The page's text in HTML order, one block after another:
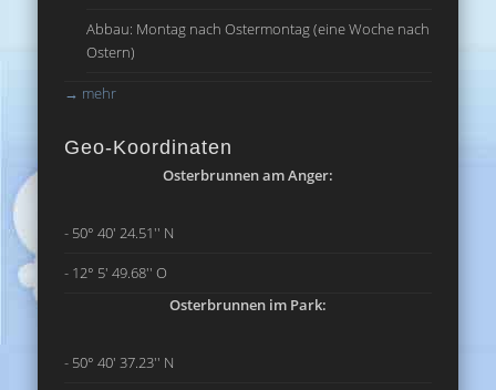
Abbau: Montag nach Ostermontag (eine Woche nach
Ostern)
→ mehr
Geo-Koordinaten
Osterbrunnen am Anger:
- 50° 40' 24.51'' N
- 12° 5' 49.68'' O
Osterbrunnen im Park:
- 50° 40' 37.23'' N